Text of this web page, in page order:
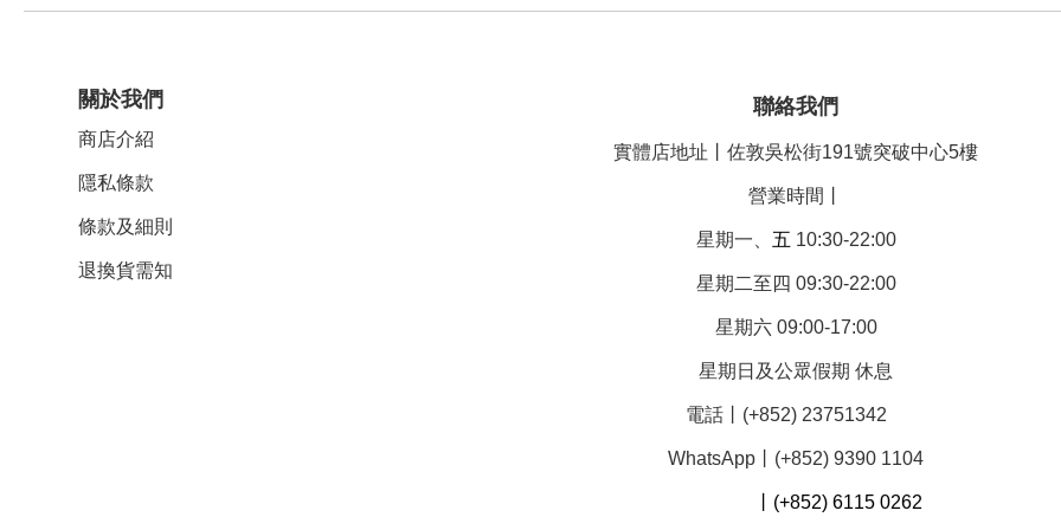
關於我們
商店介紹
隱私條款
條款及細則
退換貨需知
聯絡我們
實體店地址丨佐敦吳松街191號突破中心5樓
營業時間丨
星期一、 五 10:30-22:00
星期二至四 09:30-22:00
星期六 09:00-17:00
星期日及公眾假期 休息
電話丨(+852) 23751342
WhatsApp丨(+852) 9390 1104
丨(+852) 6115 0262